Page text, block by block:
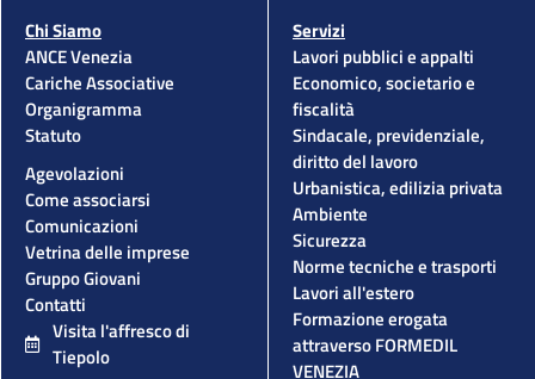
Chi Siamo
ANCE Venezia
Cariche Associative
Organigramma
Statuto
Agevolazioni
Come associarsi
Comunicazioni
Vetrina delle imprese
Gruppo Giovani
Contatti
Visita l'affresco di
Tiepolo
Servizi
Lavori pubblici e appalti
Economico, societario e
fiscalità
Sindacale, previdenziale,
diritto del lavoro
Urbanistica, edilizia privata
Ambiente
Sicurezza
Norme tecniche e trasporti
Lavori all'estero
Formazione erogata
attraverso FORMEDIL
VENEZIA